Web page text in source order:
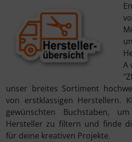
Springe zu den allgemeinen
A
unser breites Sortiment
von erstklassigen Herstellern.
gewünschten Buchstaben,
Hersteller zu filtern und finde
für deine kreativen Projekte.